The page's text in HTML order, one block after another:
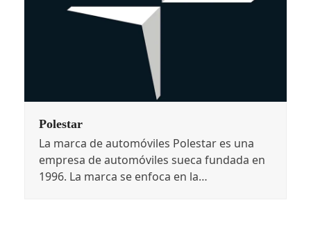
Polestar
La marca de automóviles Polestar es una
empresa de automóviles sueca fundada en
1996. La marca se enfoca en la…